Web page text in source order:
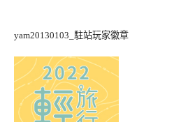
yam20130103_駐站玩家徽章